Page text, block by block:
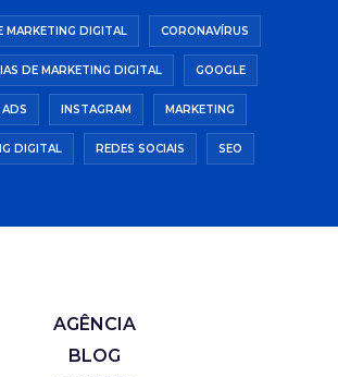
MARKETING DIGITAL CORONAVÍRUS
DE MARKETING DIGITAL GOOGLE
INSTAGRAM MARKETING
DIGITAL REDES SOCIAIS SEO
AGÊNCIA
BLOG